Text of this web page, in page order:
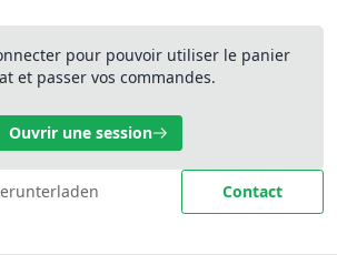
pour pouvoir utiliser le panier
et passer vos commandes.
Ouvrir une session
Contact